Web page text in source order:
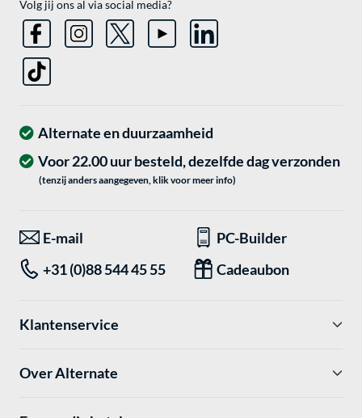
Volg jij ons al via social media?
Alternate en duurzaamheid
Voor 22.00 uur besteld, dezelfde dag verzonden
(tenzij anders aangegeven, klik voor meer info)
E-mail
PC-Builder
+31 (0)88 544 45 55
Cadeaubon
Klantenservice
Over Alternate